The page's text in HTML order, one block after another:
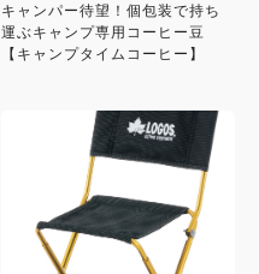
キャンパー待望！個包装で持ち
運ぶキャンプ専用コーヒー豆
【キャンプタイムコーヒー】